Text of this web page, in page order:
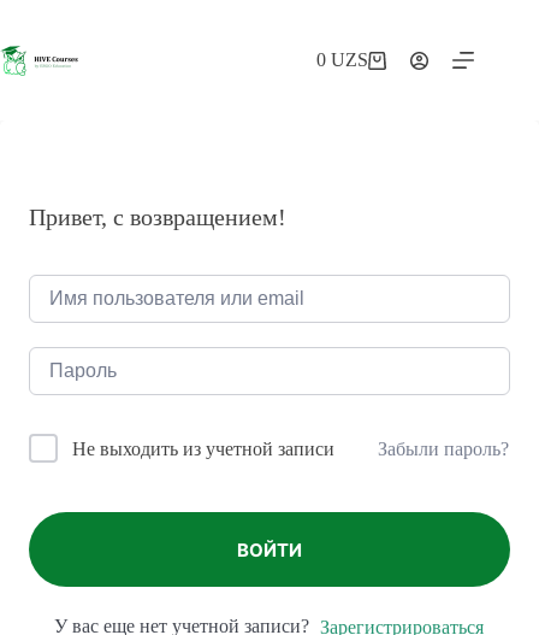
сути
Корзина
0UZS
Привет, с возвращением!
Не выходить из учетной записи Забыли пароль?
ВОЙТИ
У вас еще нет учетной записи? Зарегистрироваться